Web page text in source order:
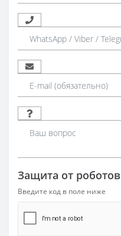
Защита от роботов
Введите код в поле ниже